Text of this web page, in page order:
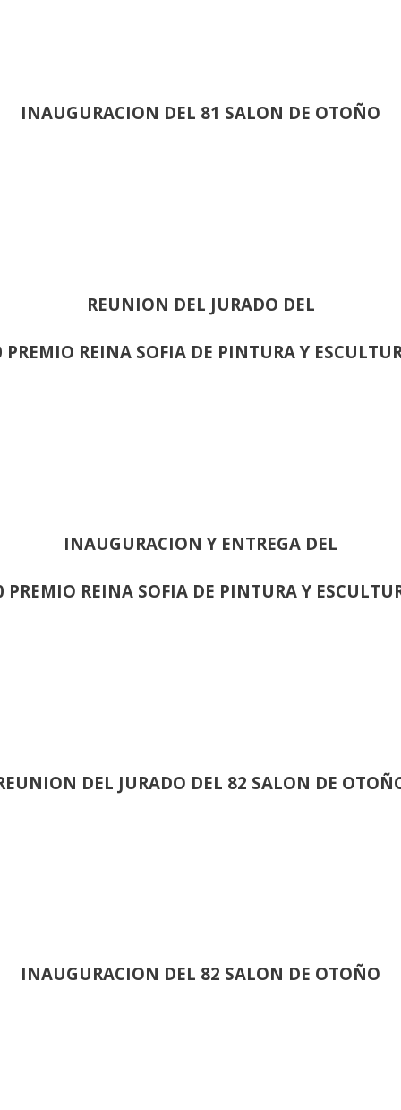
INAUGURACION DEL 81 SALON DE OTOÑO
REUNION DEL JURADO DEL
PREMIO REINA SOFIA DE PINTURA Y
INAUGURACION Y ENTREGA DEL
PREMIO REINA SOFIA DE PINTURA Y
DEL JURADO DEL 82 SALON DE
INAUGURACION DEL 82 SALON DE OTOÑO